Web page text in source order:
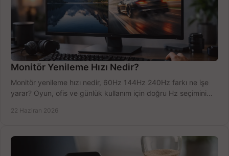
Monitör Yenileme Hızı Nedir?
Monitör yenileme hızı nedir, 60Hz 144Hz 240Hz farkı ne işe
yarar? Oyun, ofis ve günlük kullanım için doğru Hz seçimini
22 Haziran 2026